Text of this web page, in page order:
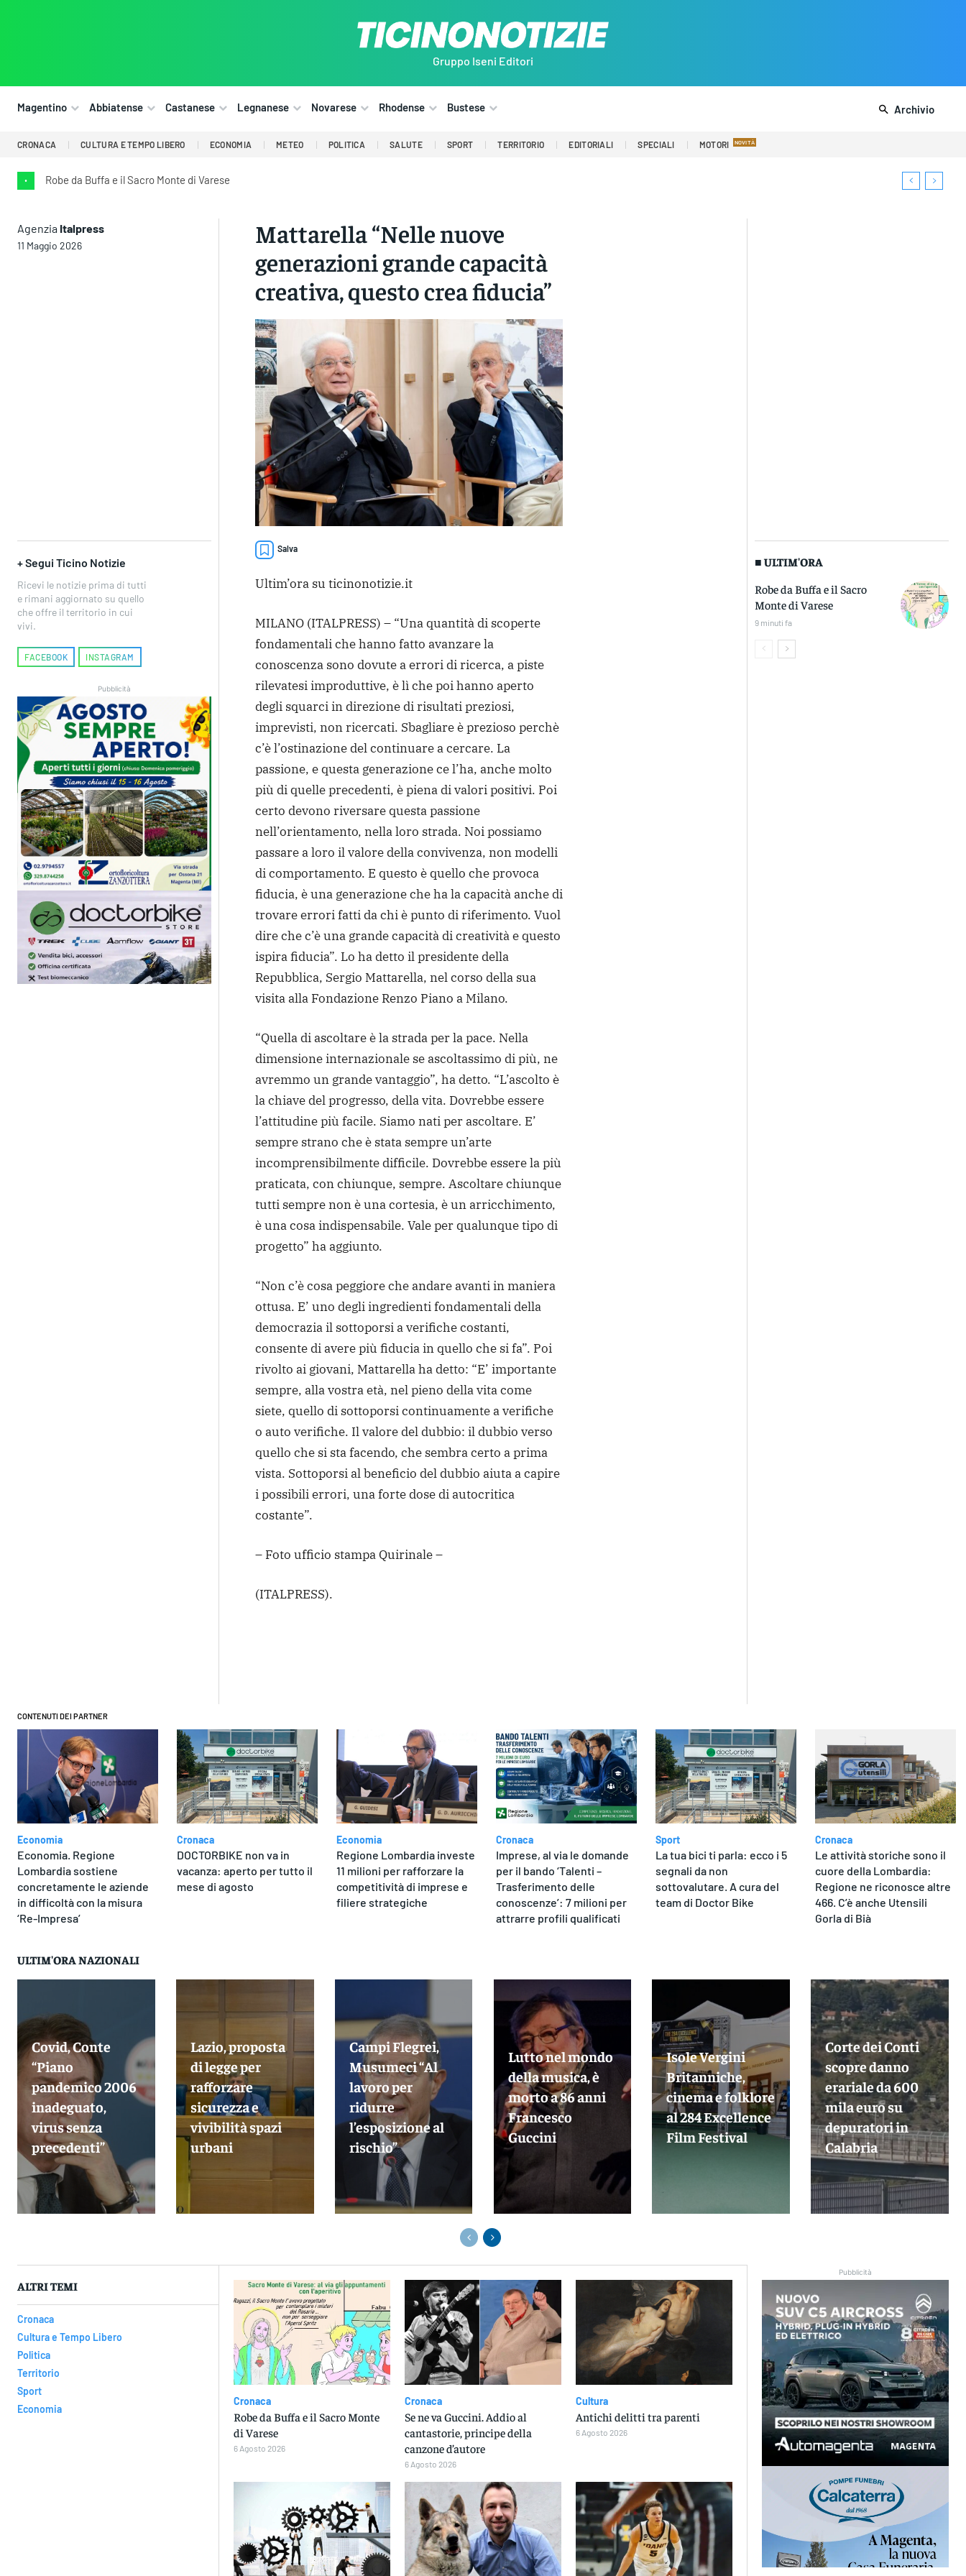
Gruppo Iseni Editori
Magentino Abbiatense Castanese Legnanese Novarese Rhodense Bustese Archivio
CRONACA CULTURA E TEMPO LIBERO ECONOMIA METEO POLITICA SALUTE SPORT TERRITORIO EDITORIALI SPECIALI MOTORI
• Robe da Buffa e il Sacro Monte di Varese
Agenzia Italpress
11 Maggio 2026
Mattarella “Nelle nuove
generazioni grande capacità
creativa, questo crea fiducia”
+ Segui Ticino Notizie
Ricevi le notizie prima di tutti
e rimani aggiornato su quello
che offre il territorio in cui
vivi.
FACEBOOK INSTAGRAM
Pubblicità
Salva
Ultim’ora su ticinonotizie.it
MILANO (ITALPRESS) – “Una quantità di scoperte
fondamentali che hanno fatto avanzare la
conoscenza sono dovute a errori di ricerca, a piste
rilevatesi improduttive, è lì che poi hanno aperto
degli squarci in direzione di risultati preziosi,
imprevisti, non ricercati. Sbagliare è prezioso perchè
c’è l’ostinazione del continuare a cercare. La
passione, e questa generazione ce l’ha, anche molto
più di quelle precedenti, è piena di valori positivi. Poi
certo devono riversare questa passione
nell’orientamento, nella loro strada. Noi possiamo
passare a loro il valore della convivenza, non modelli
di comportamento. E questo è quello che provoca
fiducia, è una generazione che ha la capacità anche di
trovare errori fatti da chi è punto di riferimento. Vuol
dire che c’è una grande capacità di creatività e questo
ispira fiducia”. Lo ha detto il presidente della
Repubblica, Sergio Mattarella, nel corso della sua
visita alla Fondazione Renzo Piano a Milano.
“Quella di ascoltare è la strada per la pace. Nella
dimensione internazionale se ascoltassimo di più, ne
avremmo un grande vantaggio”, ha detto. “L’ascolto è
la chiave del progresso, della vita. Dovrebbe essere
l’attitudine più facile. Siamo nati per ascoltare. E’
sempre strano che è stata sempre un’arte
incomprensibilmente difficile. Dovrebbe essere la più
praticata, con chiunque, sempre. Ascoltare chiunque
tutti sempre non è una cortesia, è un arricchimento,
è una cosa indispensabile. Vale per qualunque tipo di
progetto” ha aggiunto.
“Non c’è cosa peggiore che andare avanti in maniera
ottusa. E’ uno degli ingredienti fondamentali della
democrazia il sottoporsi a verifiche costanti,
consente di avere più fiducia in quello che si fa”. Poi
rivolto ai giovani, Mattarella ha detto: “E’ importante
sempre, alla vostra età, nel pieno della vita come
siete, quello di sottoporsi continuamente a verifiche
o auto verifiche. Il valore del dubbio: il dubbio verso
quello che si sta facendo, che sembra certo a prima
vista. Sottoporsi al beneficio del dubbio aiuta a capire
i possibili errori, una forte dose di autocritica
costante”.
– Foto ufficio stampa Quirinale –
(ITALPRESS).
■ ULTIM'ORA
Robe da Buffa e il Sacro
Monte di Varese
9 minuti fa
CONTENUTI DEI PARTNER
Economia
Economia. Regione
Lombardia sostiene
concretamente le aziende
in difficoltà con la misura
‘Re-Impresa’
Cronaca
DOCTORBIKE non va in
vacanza: aperto per tutto il
mese di agosto
Economia
Regione Lombardia investe
11 milioni per rafforzare la
competitività di imprese e
filiere strategiche
Cronaca
Imprese, al via le domande
per il bando ‘Talenti –
Trasferimento delle
conoscenze’: 7 milioni per
attrarre profili qualificati
Sport
La tua bici ti parla: ecco i 5
segnali da non
sottovalutare. A cura del
team di Doctor Bike
Cronaca
Le attività storiche sono il
cuore della Lombardia:
Regione ne riconosce altre
466. C’è anche Utensili
Gorla di Bià
ULTIM'ORA NAZIONALI
Covid, Conte
“Piano
pandemico 2006
inadeguato,
virus senza
precedenti”
Lazio, proposta
di legge per
rafforzare
sicurezza e
vivibilità spazi
urbani
Campi Flegrei,
Musumeci “Al
lavoro per
ridurre
l’esposizione al
rischio”
Lutto nel mondo
della musica, è
morto a 86 anni
Francesco
Guccini
Isole Vergini
Britanniche,
cinema e folklore
al 284 Excellence
Film Festival
Corte dei Conti
scopre danno
erariale da 600
mila euro su
depuratori in
Calabria
ALTRI TEMI
Cronaca
Cultura e Tempo Libero
Politica
Territorio
Sport
Economia
Cronaca
Robe da Buffa e il Sacro Monte
di Varese
6 Agosto 2026
Cronaca
Se ne va Guccini. Addio al
cantastorie, principe della
canzone d’autore
6 Agosto 2026
Cultura
Antichi delitti tra parenti
6 Agosto 2026
Pubblicità